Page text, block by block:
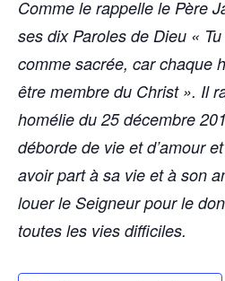
Comme le rappelle le Père
ses dix Paroles de Dieu «
comme sacrée, car chaque
être membre du Christ ». Il
homélie du 25 décembre
déborde de vie et d’amour
avoir part à sa vie et à son
louer le Seigneur pour le
toutes les vies difficiles.